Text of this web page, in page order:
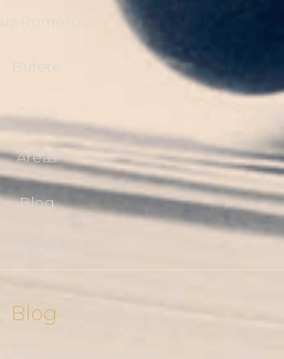
Luis Romero
Bufete
Casos
Áreas
Blog
Blog